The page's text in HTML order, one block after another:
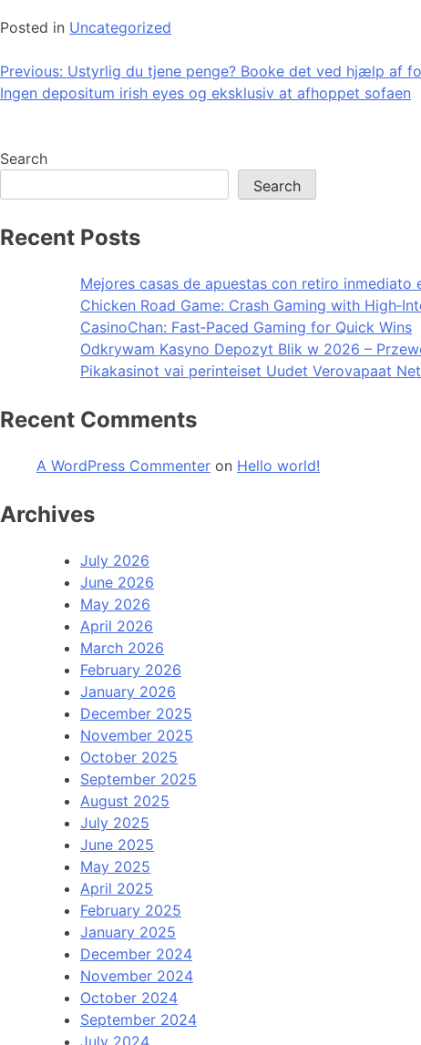
Posted in Uncategorized
Post
navigation
Previous: Ustyrlig du tjene penge? Booke det ved hjælp af
Ingen depositum irish eyes og eksklusiv at afhoppet sofaen
Search
Search
Recent Posts
Mejores casas de apuestas con retiro inmediato
Chicken Road Game: Crash Gaming with
CasinoChan: Fast‑Paced Gaming for Quick Wins
Odkrywam Kasyno Depozyt Blik w 2026 –
Pikakasinot vai perinteiset Uudet Verovapaat
Recent Comments
A WordPress Commenter on Hello world!
Archives
July 2026
June 2026
May 2026
April 2026
March 2026
February 2026
January 2026
December 2025
November 2025
October 2025
September 2025
August 2025
July 2025
June 2025
May 2025
April 2025
February 2025
January 2025
December 2024
November 2024
October 2024
September 2024